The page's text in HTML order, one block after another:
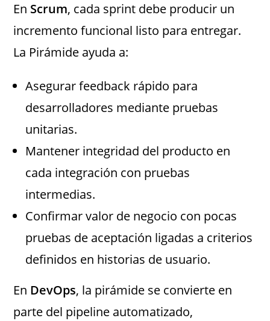
En Scrum, cada sprint debe producir un
incremento funcional listo para entregar.
La Pirámide ayuda a:
Asegurar feedback rápido para
desarrolladores mediante pruebas
unitarias.
Mantener integridad del producto en
cada integración con pruebas
intermedias.
Confirmar valor de negocio con pocas
pruebas de aceptación ligadas a criterios
definidos en historias de usuario.
En DevOps, la pirámide se convierte en
parte del pipeline automatizado,